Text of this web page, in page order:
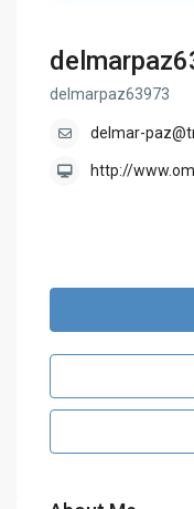
delmarpaz63973
delmar-
http://